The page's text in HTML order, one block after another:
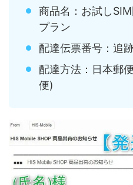
商品名：お試し
プラン
配達伝票番号：追
配達方法：日本郵
便)